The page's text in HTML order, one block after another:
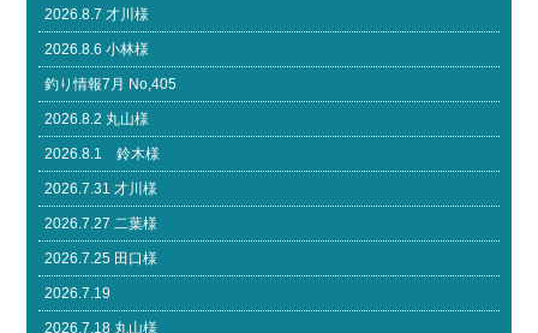
2026.8.7 才川様
2026.8.6 小林様
釣り情報7月 No,405
2026.8.2 丸山様
2026.8.1 鈴木様
2026.7.31 才川様
2026.7.27 二葉様
2026.7.25 田口様
2026.7.19
2026.7.18 丸山様